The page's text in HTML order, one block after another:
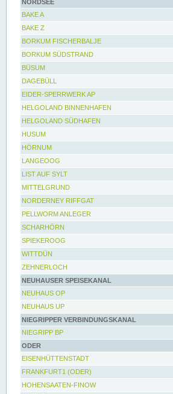
NORDSEE
BAKE A
BAKE Z
BORKUM FISCHERBALJE
BORKUM SÜDSTRAND
BÜSUM
DAGEBÜLL
EIDER-SPERRWERK AP
HELGOLAND BINNENHAFEN
HELGOLAND SÜDHAFEN
HUSUM
HÖRNUM
LANGEOOG
LIST AUF SYLT
MITTELGRUND
NORDERNEY RIFFGAT
PELLWORM ANLEGER
SCHARHÖRN
SPIEKEROOG
WITTDÜN
ZEHNERLOCH
NEUHAUSER SPEISEKANAL
NEUHAUS OP
NEUHAUS UP
NIEGRIPPER VERBINDUNGSKANAL
NIEGRIPP BP
ODER
EISENHÜTTENSTADT
FRANKFURT1 (ODER)
HOHENSAATEN-FINOW